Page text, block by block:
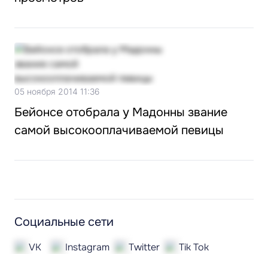
05 ноября 2014 11:36
Бейонсе отобрала у Мадонны звание
самой высокооплачиваемой певицы
Социальные сети
VK Instagram Twitter
Tik Tok